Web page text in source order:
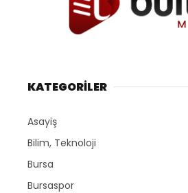
KATEGORİLER
Asayiş
Bilim, Teknoloji
Bursa
Bursaspor